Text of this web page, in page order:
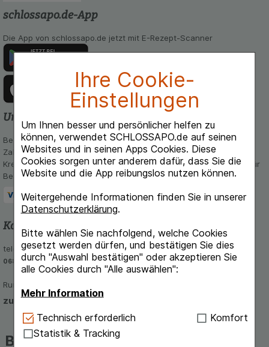
Ihre Cookie-
Einstellungen
Um Ihnen besser und persönlicher helfen zu
können, verwendet SCHLOSSAPO.de auf seinen
Websites und in seinen Apps Cookies. Diese
Cookies sorgen unter anderem dafür, dass Sie die
Website und die App reibungslos nutzen können.
Weitergehende Informationen finden Sie in unserer
Datenschutzerklärung.
Bitte wählen Sie nachfolgend, welche Cookies
gesetzt werden dürfen, und bestätigen Sie dies
durch "Auswahl bestätigen" oder akzeptieren Sie
alle Cookies durch "Alle auswählen":
Mehr Information
Technisch Notwendig:Hierbei handelt es sich um
Cookies, die für die Grundfunktionen unserer
Website notwendig sind (z.B. Navigation,
Technisch erforderlich
Komfort
Statistik & Tracking
schlossapo.de-App
Die App von schlossapo.de jetzt mit E-Rezept-Scanner
Unsere Zahlungsarten
Bequem und sicher - Wählen Sie aus unseren verschiedenen
Zahlungsmöglichkeiten:
Kreditkarte, PayPal,Vorkasse, iDeal, Bancontact und Rechnung (für
Bestandskunden)
Kontakt und Beratung
telefonisch Mo - Fr von 8-16 Uhr unter
06851-939 56 56
Rund um die Uhr per E-Mail
zum Kontaktformular
Beliebte Marken auf